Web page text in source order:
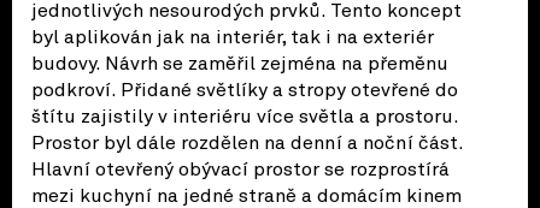
jednotlivých nesourodých prvků. Tento koncept
byl aplikován jak na interiér, tak i na exteriér
budovy. Návrh se zaměřil zejména na přeměnu
podkroví. Přidané světlíky a stropy otevřené do
štítu zajistily v interiéru více světla a prostoru.
Prostor byl dále rozdělen na denní a noční část.
Hlavní otevřený obývací prostor se rozprostírá
mezi kuchyní na jedné straně a domácím kinem